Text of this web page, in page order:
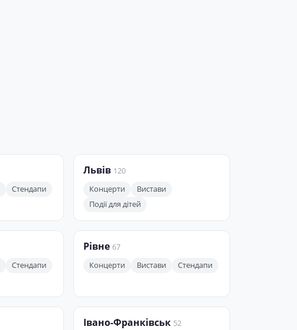
Стендапи
Львів 120
Концерти
Вистави
Події для дітей
Стендапи
Рівне 67
Концерти
Вистави Стендапи
Івано-Франківськ 52